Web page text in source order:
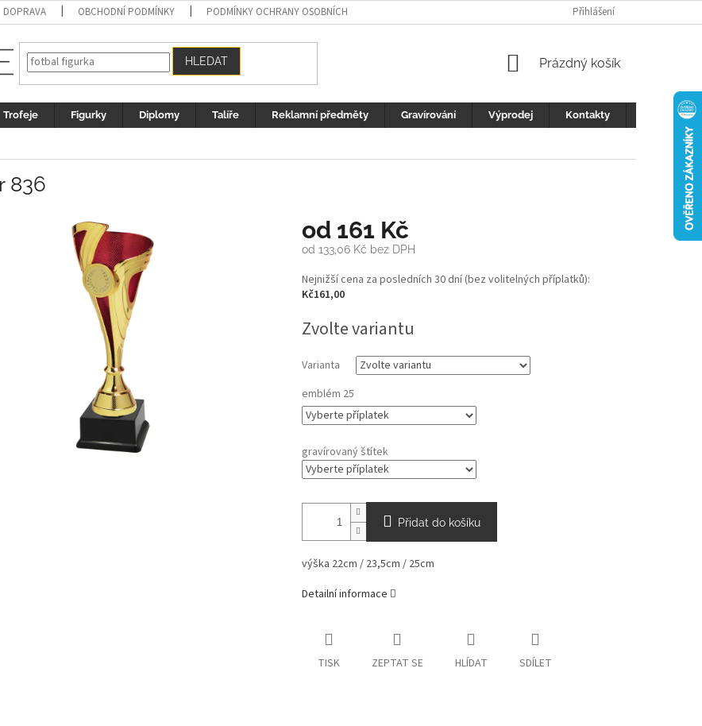
DOPRAVA OBCHODNÍ PODMÍNKY PODMÍNKY OCHRANY OSOBNÍCH ÚDAJŮ REKLAMACE
Přihlášení
HLEDAT
NÁKUPNÍ
Prázdný košík
Trofeje Figurky Diplomy Talíře Reklamní předměty Gravírování Výprodej Kontakty
836
od 161 Kč
od 133,06 Kč bez DPH
Měrná
cena:
Nejnižší cena za posledních 30 dní (bez volitelných příplatků):
Kč161,00
Zvolte variantu
Varianta
emblém 25
gravírovaný štítek
Přidat do košíku
výška 22cm / 23,5cm / 25cm
Detailní informace
TISK ZEPTAT SE HLÍDAT SDÍLET